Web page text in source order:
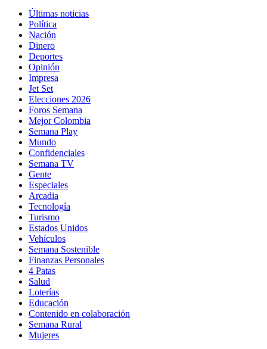
Últimas noticias
Política
Nación
Dinero
Deportes
Opinión
Impresa
Jet Set
Elecciones 2026
Foros Semana
Mejor Colombia
Semana Play
Mundo
Confidenciales
Semana TV
Gente
Especiales
Arcadia
Tecnología
Turismo
Estados Unidos
Vehículos
Semana Sostenible
Finanzas Personales
4 Patas
Salud
Loterías
Educación
Contenido en colaboración
Semana Rural
Mujeres